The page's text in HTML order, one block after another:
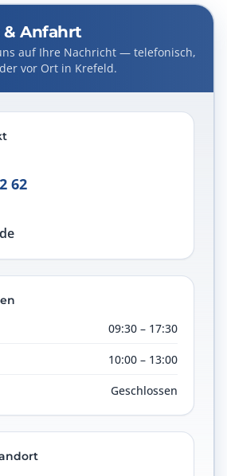
Anfahrt
auf Ihre Nachricht — telefonisch,
vor Ort in Krefeld.
62
09:30 – 17:30
10:00 – 13:00
Geschlossen